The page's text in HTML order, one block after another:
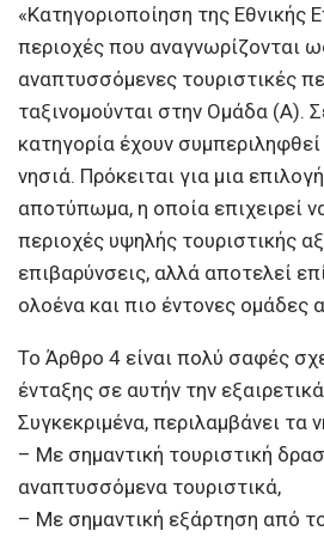
«Κατηγοριοποίηση της Εθνικής
περιοχές που αναγνωρίζονται
αναπτυσσόμενες τουριστικές
ταξινομούνται στην Ομάδα (Α).
κατηγορία έχουν
νησιά. Πρόκειται για μια
αποτύπωμα, η οποία επιχειρεί
περιοχές υψηλής τουριστικής
επιβαρύνσεις, αλλά αποτελεί
ολοένα και πιο έντονες ομάδες
Το Άρθρο 4 είναι πολύ σαφές
ένταξης σε αυτήν την
Συγκεκριμένα, περιλαμβάνει τα
– Με σημαντική τουριστική
αναπτυσσόμενα τουριστικά,
– Με σημαντική εξάρτηση από